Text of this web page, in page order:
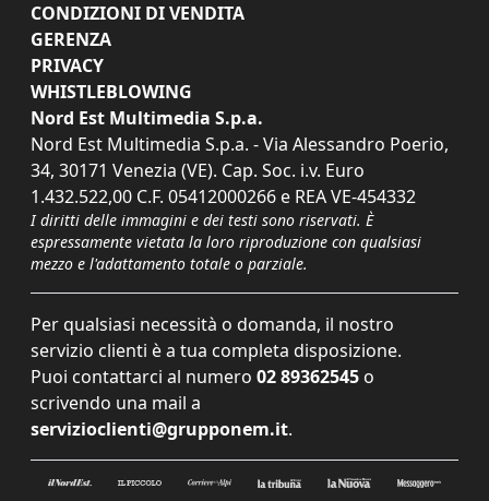
CONDIZIONI DI VENDITA
GERENZA
PRIVACY
WHISTLEBLOWING
Nord Est Multimedia S.p.a.
Nord Est Multimedia S.p.a. - Via Alessandro Poerio,
34, 30171 Venezia (VE). Cap. Soc. i.v. Euro
1.432.522,00 C.F. 05412000266 e REA VE-454332
I diritti delle immagini e dei testi sono riservati. È
espressamente vietata la loro riproduzione con qualsiasi
mezzo e l'adattamento totale o parziale.
Per qualsiasi necessità o domanda, il nostro
servizio clienti è a tua completa disposizione.
Puoi contattarci al numero 02 89362545 o
scrivendo una mail a
servizioclienti@grupponem.it.